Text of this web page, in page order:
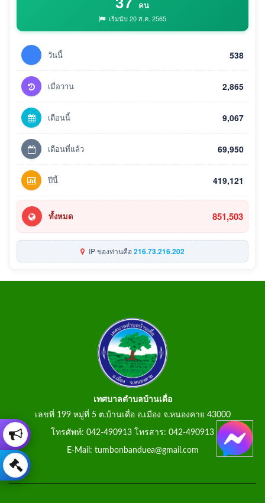
คน
เริ่มนับ 20 ส.ค. 2565
วันนี้ 538
เมื่อวาน 2,865
เดือนนี้ 9,067
เดือนที่แล้ว 69,950
ปีนี้ 419,121
ทั้งหมด 851,503
IP ของท่านคือ216.73.216.202
เทศบาลตำบลบ้านเดื่อ
เลขที่ 199 หมู่ที่ 5 ต.บ้านเดื่อ อ.เมือง จ.หนองคาย 43000
โทรศัพท์: 042-490913 โทรสาร: 042-490913
E-Mail: tumbonbanduea@gmail.com